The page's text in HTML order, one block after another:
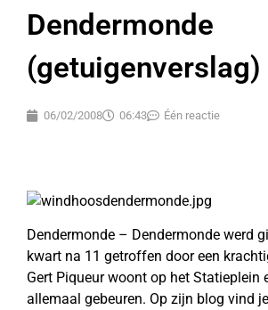
Dendermonde
(getuigenverslag)
06/02/2008 06:43 Één reactie
Dendermonde – Dendermonde werd
kwart na 11 getroffen door een
Gert Piqueur woont op het Statieplein
allemaal gebeuren. Op zijn blog vind